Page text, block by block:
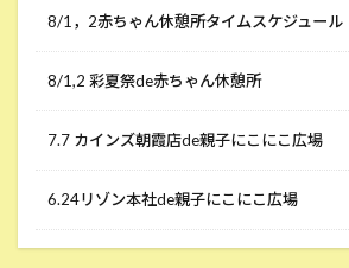
8/1，2赤ちゃん休憩所タイムスケジュール
8/1,2 彩夏祭de赤ちゃん休憩所
7.7 カインズ朝霞店de親子にこにこ広場
6.24リゾン本社de親子にこにこ広場